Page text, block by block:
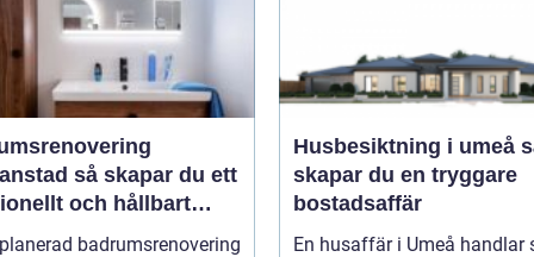
skapar du ett
och hållbart
badrumsrenovering
Husbesiktning i umeå så
skapar du en tryggare
bostadsaffär
En husaffär i Umeå handlar